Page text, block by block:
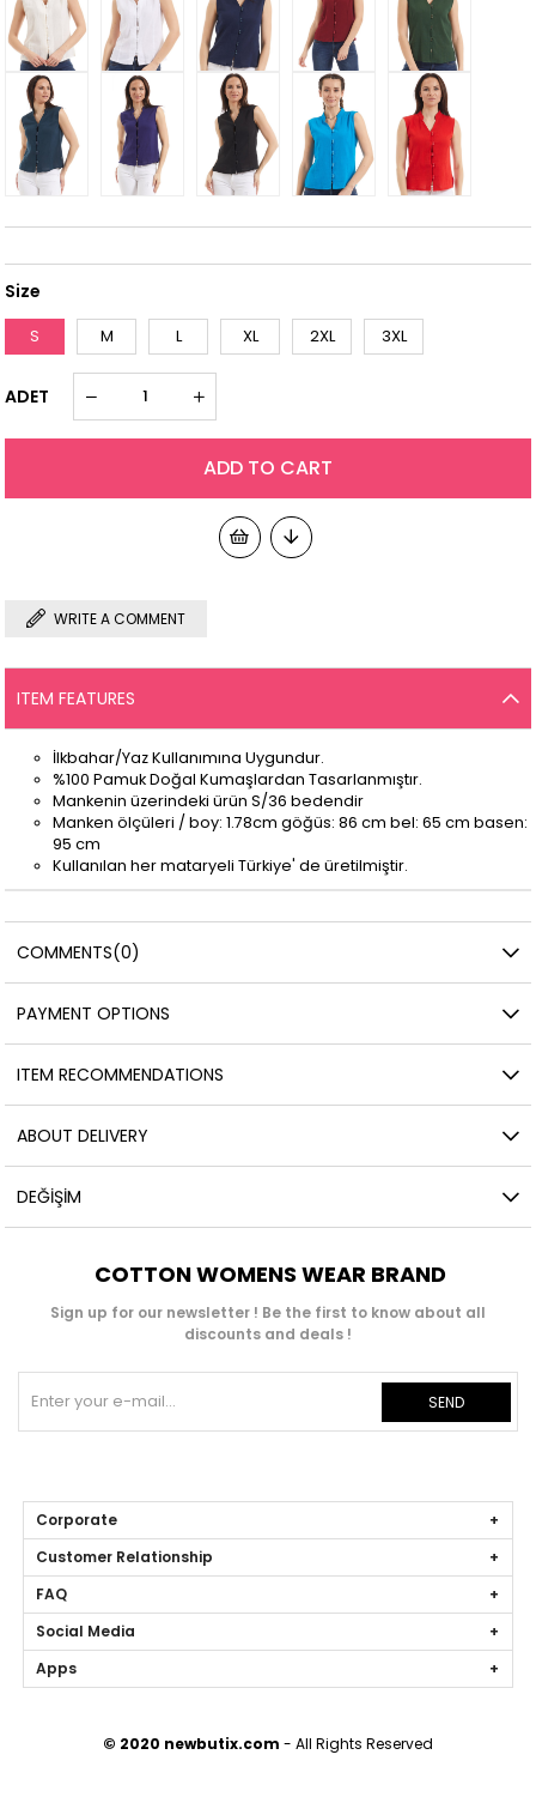
Size
S M L XL 2XL 3XL
ADET
WRITE A COMMENT
ITEM FEATURES
İlkbahar/Yaz Kullanımına Uygundur.
%100 Pamuk Doğal Kumaşlardan Tasarlanmıştır.
Mankenin üzerindeki ürün S/36 bedendir
Manken ölçüleri / boy: 1.78cm göğüs: 86 cm bel: 65 cm basen:
95 cm
Kullanılan her mataryeli Türkiye' de üretilmiştir.
COMMENTS(0)
PAYMENT OPTIONS
ITEM RECOMMENDATIONS
ABOUT DELIVERY
DEĞİŞİM
COTTON WOMENS WEAR BRAND
Sign up for our newsletter ! Be the first to know about all
discounts and deals !
SEND
Corporate
Customer Relationship
FAQ
Social Media
Apps
© 2020 newbutix.com - All Rights Reserved